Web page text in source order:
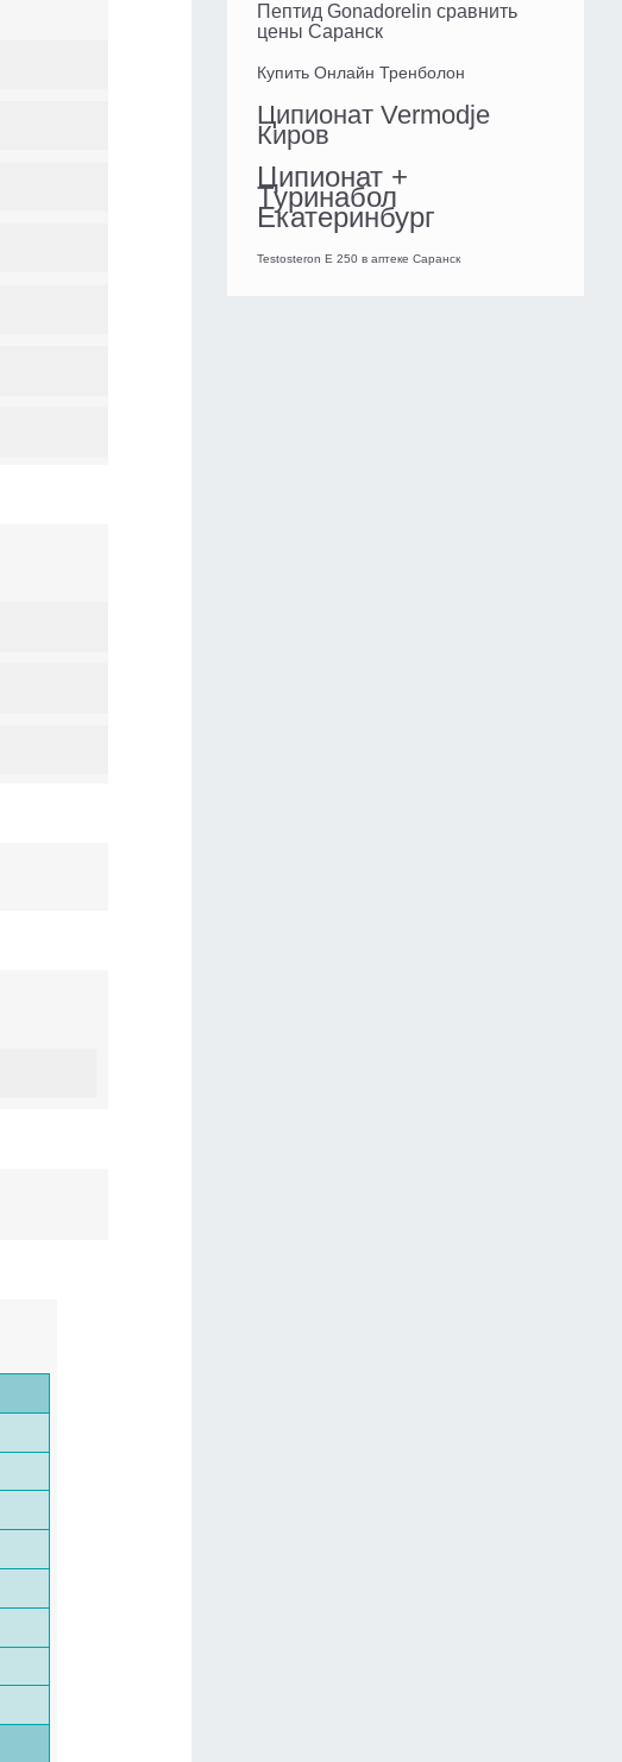
Пептид Gonadorelin сравнить
цены Саранск
Купить Онлайн Тренболон
Ципионат Vermodje
Киров
Ципионат +
Туринабол
Екатеринбург
Testosteron E 250 в аптеке Саранск